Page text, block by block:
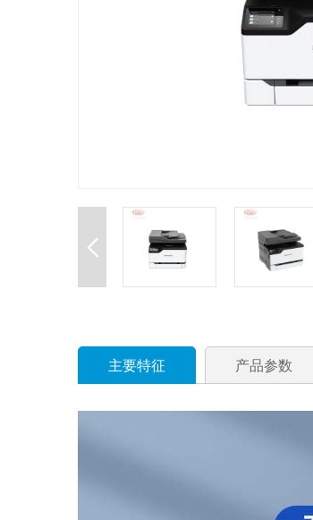
主要特征 产品参数